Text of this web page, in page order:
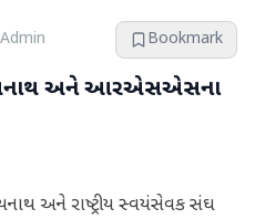
Bookmark
અને આરએસએસના
અને રાષ્ટ્રીય સ્વયંસેવક સંઘ